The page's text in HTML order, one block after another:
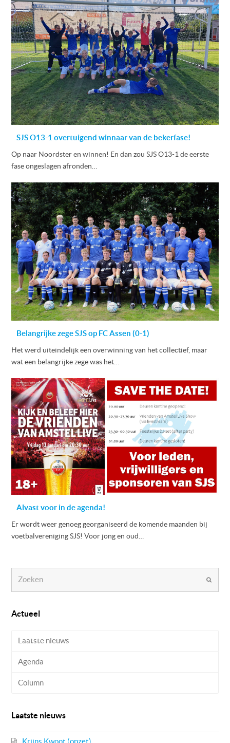
SJS O13-1 overtuigend winnaar van de bekerfase!
Op naar Noordster en winnen! En dan zou SJS O13-1 de eerste
fase ongeslagen afronden…
Belangrijke zege SJS op FC Assen (0-1)
Het werd uiteindelijk een overwinning van het collectief, maar
wat een belangrijke zege was het…
Alvast voor in de agenda!
Er wordt weer genoeg georganiseerd de komende maanden bij
voetbalvereniging SJS! Voor jong en oud…
Actueel
Laatste nieuws
Agenda
Column
Laatste nieuws
Krijns Kwoot (opzet)